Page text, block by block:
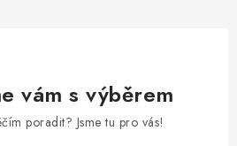
vám s výběrem
poradit? Jsme tu pro vás!